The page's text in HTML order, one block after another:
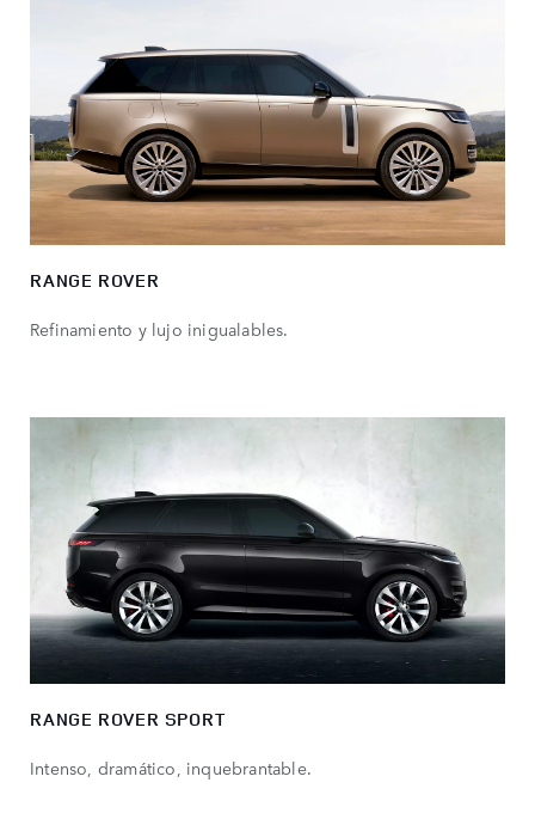
RANGE ROVER
Refinamiento y lujo inigualables.
RANGE ROVER SPORT
Intenso, dramático, inquebrantable.